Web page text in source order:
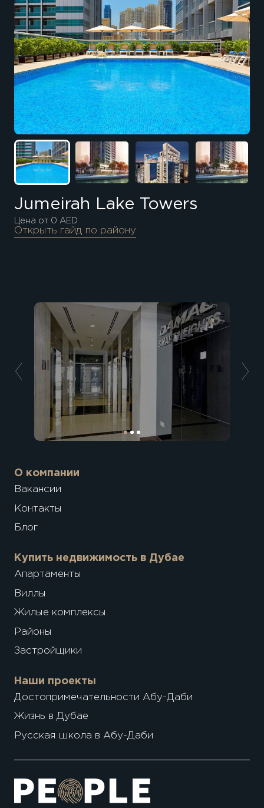
Jumeirah Lake Towers
Цена от 0 AED
Открыть гайд по району
О компании
Вакансии
Контакты
Блог
Купить недвижимость в Дубае
Апартаменты
Виллы
Жилые комплексы
Районы
Застройщики
Наши проекты
Достопримечательности Абу-Даби
Жизнь в Дубае
Русская школа в Абу-Даби